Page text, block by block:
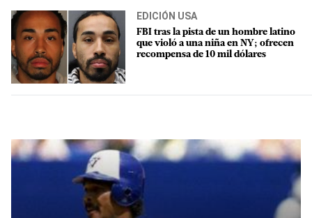
EDICIÓN USA
FBI tras la pista de un hombre latino
que violó a una niña en NY; ofrecen
recompensa de 10 mil dólares